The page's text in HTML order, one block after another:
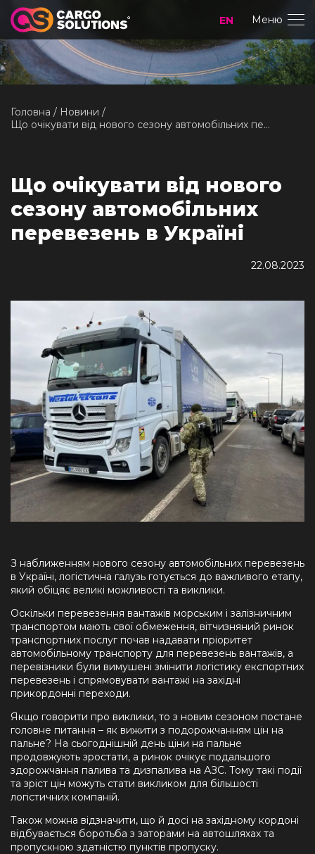
EN Меню
Головна
Новини
Що очікувати від нового сезону автомобільних пе...
Що очікувати від нового
сезону автомобільних
перевезень в Україні
22.08.2023
З наближенням нового сезону автомобільних перевезень
в Україні, логістична галузь готується до важливого етапу,
який обіцяє великі можливості та виклики.
Оскільки перевезення вантажів морським і залізничним
транспортом мають свої обмеження, вітчизняний ринок
транспортних послуг почав надавати пріоритет
автомобільному транспорту для перевезень вантажів, а
перевізники були вимушені змінити логістику експортних
перевезень і спрямовувати вантажі на західні
прикордонні переходи.
Якщо говорити про виклики, то з новим сезоном постане
головне питання – як вижити з подорожчанням цін на
пальне? На сьогоднішній день ціни на пальне
продовжують зростати, а ринок очікує подальшого
здорожчання палива та дизпалива на АЗС. Тому такі події
та зріст цін можуть стати викликом для більшості
логістичних компаній.
Також можна відзначити, що й досі на західному кордоні
відбувається боротьба з заторами на автошляхах та
пропускною здатністю пунктів пропуску.